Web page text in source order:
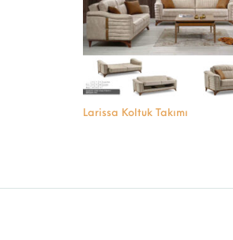
Larissa Koltuk Takımı